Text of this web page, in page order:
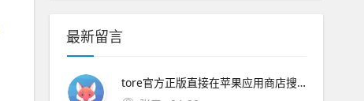
最新留言
tore官方正版直接在苹果应用商店搜索“饥荒”或“Don#39t Starve”，购买并下载官方正版需付费。4、饥荒手机版下载渠道需根据手机系统区分，苹果用户可通过App Store或第三方助手下载，安卓用户需通过特定平台获取，但需注